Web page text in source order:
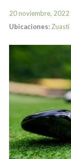
20 noviembre, 2022
Ubicaciones: Zuasti